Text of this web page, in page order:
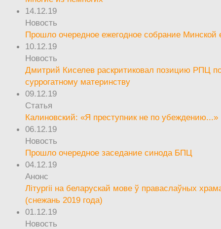
14.12.19
Новость
Прошло очередное ежегодное собрание
10.12.19
Новость
Дмитрий Киселев раскритиковал позицию РПЦ
суррогатному материнству
09.12.19
Статья
Калиновский: «Я преступник не по убеждению...»
06.12.19
Новость
Прошло очередное заседание синода БПЦ
04.12.19
Анонс
Літургіі на беларускай мове ў праваслаўных
(снежань 2019 года)
01.12.19
Новость